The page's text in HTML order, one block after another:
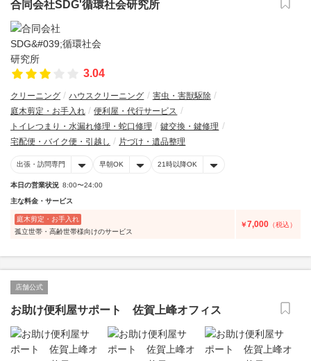
合同会社SDG'循環社会研究所
3.04
クリーニング ハウスクリーニング
害虫・害獣駆除
庭木剪定・お手入れ
便利屋・代行サービス
トイレつまり・水漏れ修理・蛇口修理
鍵交換・鍵修理
宅配便・バイク便・引越し
片づけ・遺品整理
出張・訪問専門 早朝OK 21時以降OK
本日の営業状況 8:00〜24:00
主な料金・サービス
庭木剪定・お手入れ
孤立世帯・高齢世帯様向けのサービス
￥7,000 （税込）
店舗公式
お助け便利屋サポート 佐賀上峰オフィス